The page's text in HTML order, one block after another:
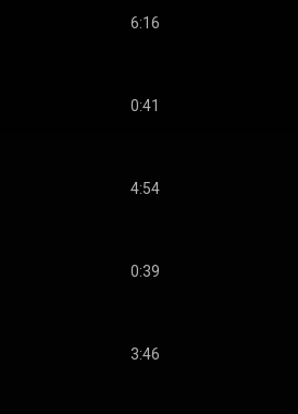
6:16
0:41
4:54
0:39
3:46